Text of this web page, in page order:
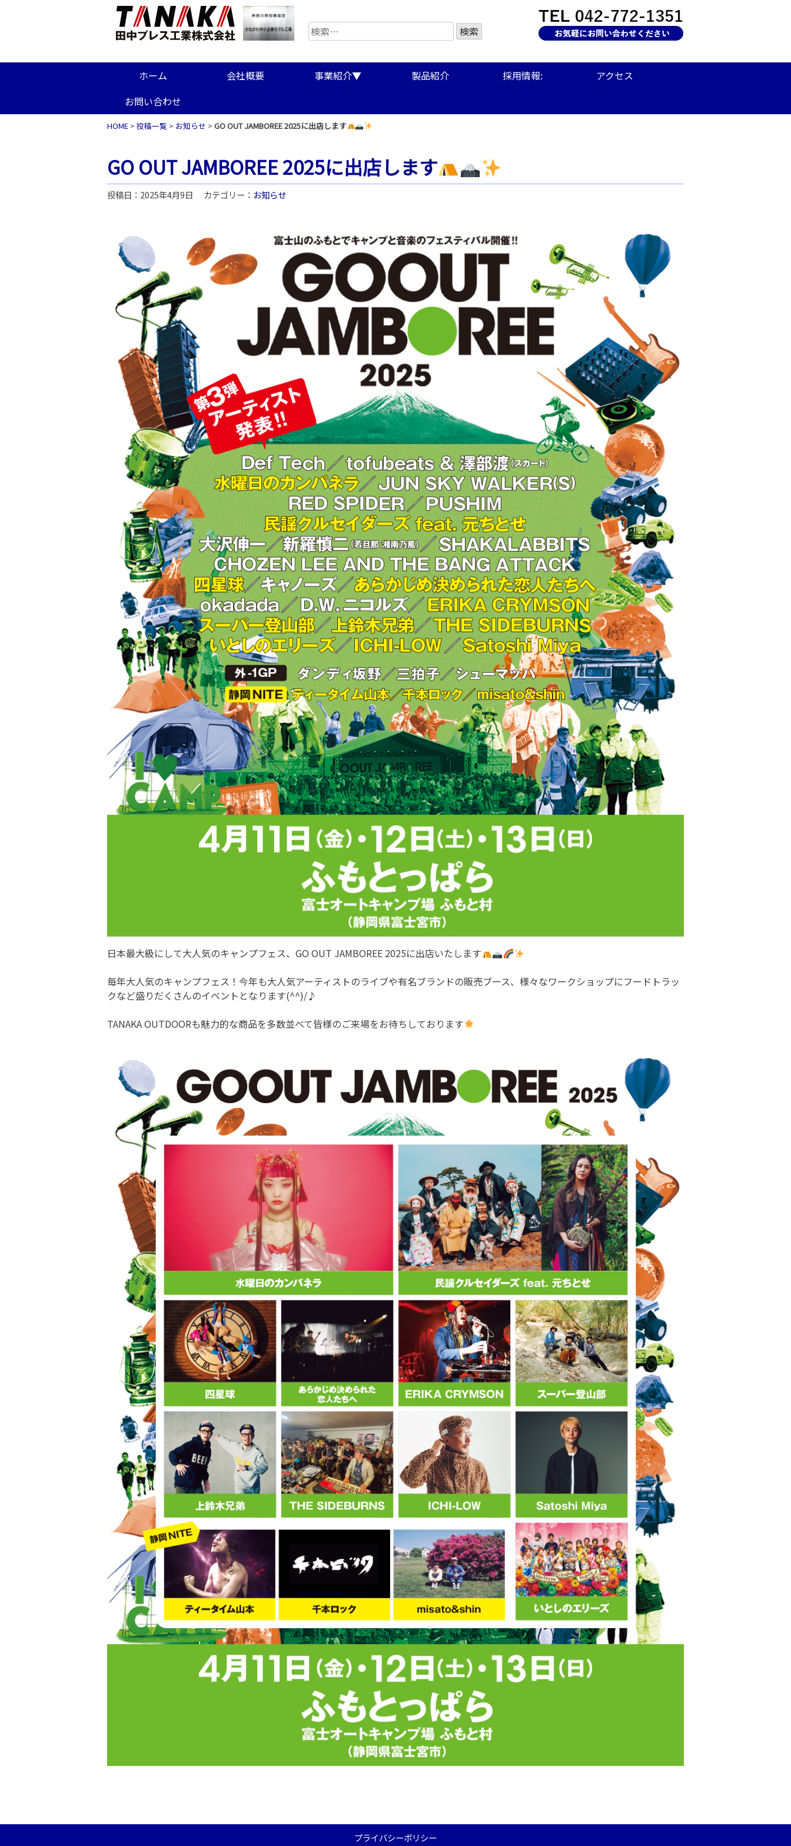
検
索:
ホーム 会社概要 事業紹介▼ 製品紹介 採用情報:
アクセス
お問い合わせ
HOME > 投稿一覧 > お知らせ > GO OUT JAMBOREE 2025に出店します
GO OUT JAMBOREE 2025に出店します
投稿日：2025年4月9日 カテゴリー： お知らせ
日本最大級にして大人気のキャンプフェス、GO OUT JAMBOREE 2025に出店いたします
毎年大人気のキャンプフェス！今年も大人気アーティストのライブや有名ブランドの販売ブース、様々なワークショップにフードトラッ
クなど盛りだくさんのイベントとなります(^^)/♪
TANAKA OUTDOORも魅力的な商品を多数並べて皆様のご来場をお待ちしております
プライバシーポリシー